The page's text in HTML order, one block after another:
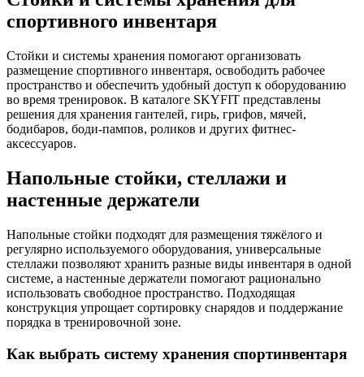
спортивного инвентаря
Стойки и системы хранения помогают организовать
размещение спортивного инвентаря, освободить рабочее
пространство и обеспечить удобный доступ к оборудованию
во время тренировок. В каталоге SKYFIT представлены
решения для хранения гантелей, гирь, грифов, мячей,
бодибаров, боди-пампов, роликов и других фитнес-
аксессуаров.
Напольные стойки, стеллажи и
настенные держатели
Напольные стойки подходят для размещения тяжёлого и
регулярно используемого оборудования, универсальные
стеллажи позволяют хранить разные виды инвентаря в одной
системе, а настенные держатели помогают рационально
использовать свободное пространство. Подходящая
конструкция упрощает сортировку снарядов и поддержание
порядка в тренировочной зоне.
Как выбрать систему хранения спортинвентаря